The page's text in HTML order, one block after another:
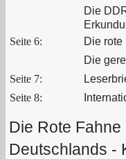
Die
Seite 6:
Die
Die
Seite 7:
Seite 8:
Die Rote
Deutschlands -